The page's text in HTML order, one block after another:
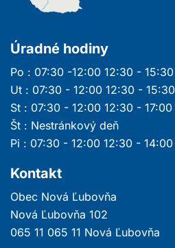
Úradné hodiny
Po : 07:30 -12:00 12:30 - 15:30
Ut : 07:30 - 12:00 12:30 - 15:30
St : 07:30 - 12:00 12:30 - 17:00
Št : Nestránkový deň
Pi : 07:30 - 12:00 12:30 - 14:00
Kontakt
Obec Nová Ľubovňa
Nová Ľubovňa 102
065 11 065 11 Nová Ľubovňa